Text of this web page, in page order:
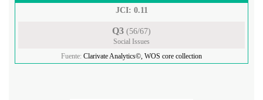
JCI: 0.11
Q3 (56/67)
Social Issues
Fuente: Clarivate Analytics©, WOS core collection